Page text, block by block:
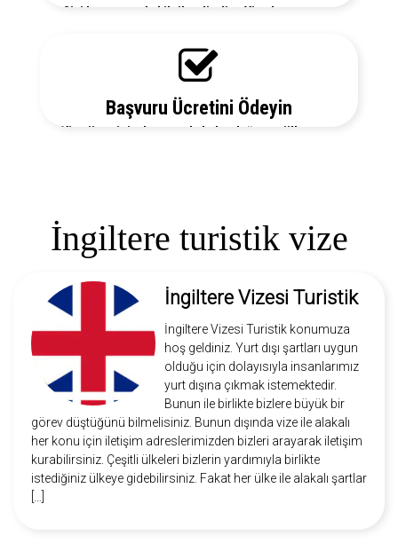
Sizi her aşamada bilgilendirelim. Vize başvurunuz
Başvuru Ücretini Ödeyin
Vize ücretiniz, başvuruda bulunduğunuz ülkeye ve
İngiltere turistik vize
İngiltere Vizesi Turistik
İngiltere Vizesi Turistik konumuza
hoş geldiniz. Yurt dışı şartları uygun
olduğu için dolayısıyla insanlarımız
yurt dışına çıkmak istemektedir.
Bunun ile birlikte bizlere büyük bir
görev düştüğünü bilmelisiniz. Bunun dışında vize ile alakalı
her konu için iletişim adreslerimizden bizleri arayarak iletişim
kurabilirsiniz. Çeşitli ülkeleri bizlerin yardımıyla birlikte
istediğiniz ülkeye gidebilirsiniz. Fakat her ülke ile alakalı şartlar